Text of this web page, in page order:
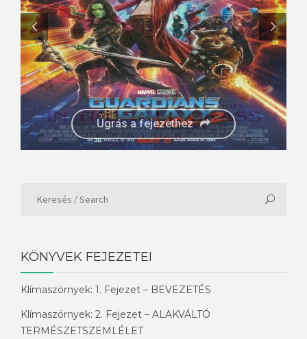
Ugrás a fejezethez
Ugrás a fejezethez
KÖNYVEK FEJEZETEI
Klímaszörnyek: 1. Fejezet – BEVEZETÉS
Klímaszörnyek: 2. Fejezet – ALAKVÁLTÓ
TERMÉSZETSZEMLÉLET